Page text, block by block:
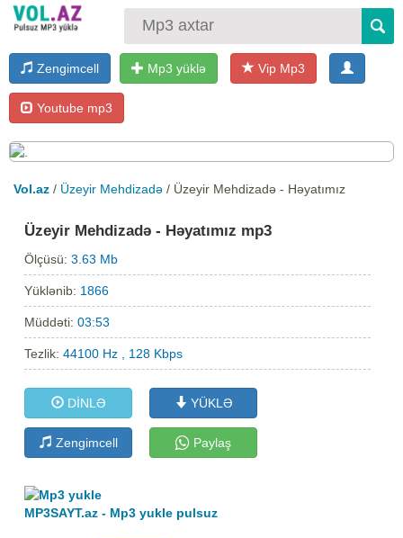
Zengimcell Mp3 yüklə Vip Mp3
Youtube mp3
Vol.az / Üzeyir Mehdizadə / Üzeyir Mehdizadə - Həyatımız
Üzeyir Mehdizadə - Həyatımız mp3
Ölçüsü:3.63 Mb
Yüklənib: 1866
Müddəti:03:53
Tezlik:44100 Hz , 128 Kbps
DİNLƏ YÜKLƏ
Zengimcell Paylaş
MP3SAYT.az - Mp3 yukle pulsuz